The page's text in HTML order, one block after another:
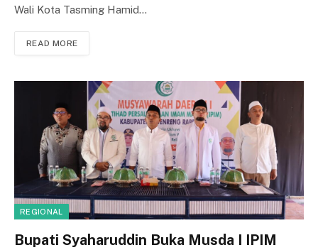
Wali Kota Tasming Hamid…
READ MORE
REGIONAL
Bupati Syaharuddin Buka Musda I IPIM